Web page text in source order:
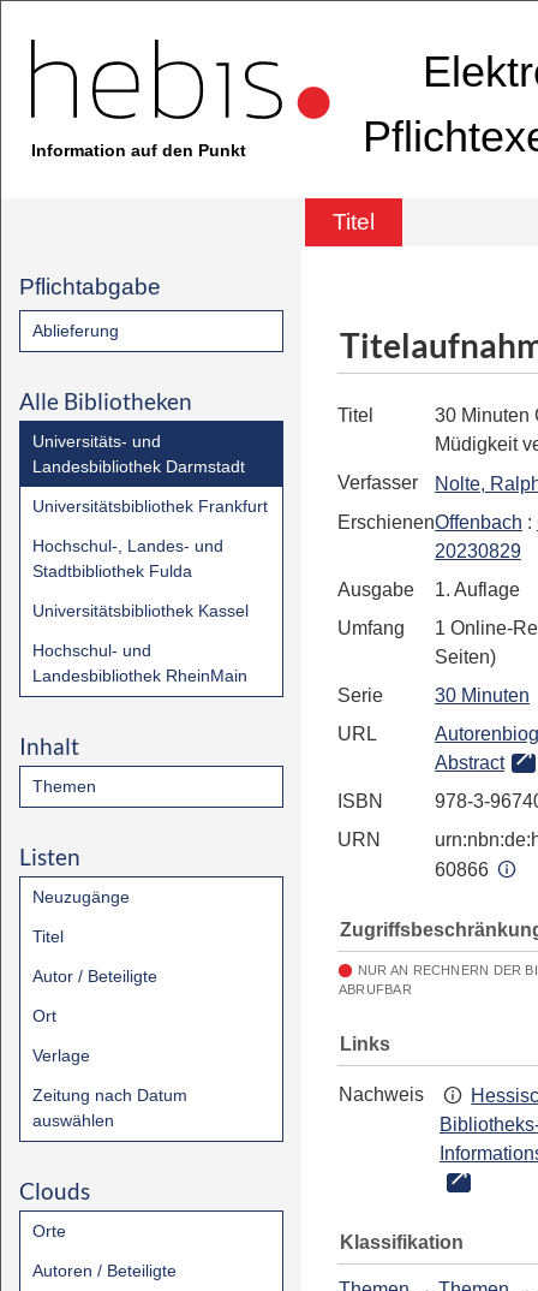
Information auf den Punkt
Titel
Pflichtabgabe
Ablieferung
Alle Bibliotheken
Universitäts- und
Landesbibliothek Darmstadt
Universitätsbibliothek Frankfurt
Hochschul-, Landes- und
Stadtbibliothek Fulda
Universitätsbibliothek Kassel
Hochschul- und
Landesbibliothek RheinMain
Inhalt
Themen
Listen
Neuzugänge
Titel
Autor / Beteiligte
Ort
Verlage
Zeitung nach Datum
auswählen
Clouds
Orte
Autoren / Beteiligte
Titel
30 Minuten
Müdigkeit
Verfasser
Nolte,
ErschienenOffenbach :
20230829
Ausgabe
1. Auflage
Umfang
1 Online-
Seiten)
Serie
30 Minuten
URL
Abstract
ISBN
978-3-
URN
60866
NUR AN RECHNERN DER
ABRUFBAR
Links
Nachweis
Klassifikation